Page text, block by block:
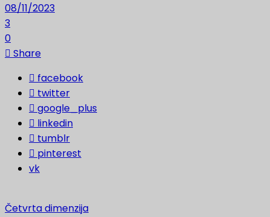
08/11/2023
3
0
Share
facebook
twitter
google_plus
linkedin
tumblr
pinterest
vk
Četvrta dimenzija